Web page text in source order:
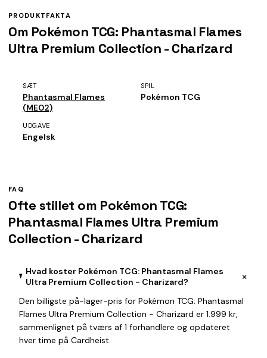
PRODUKTFAKTA
Om Pokémon TCG: Phantasmal Flames
Ultra Premium Collection - Charizard
SÆT
Phantasmal Flames
(ME02)
SPIL
Pokémon TCG
UDGAVE
Engelsk
FAQ
Ofte stillet om Pokémon TCG:
Phantasmal Flames Ultra Premium
Collection - Charizard
Hvad koster Pokémon TCG: Phantasmal Flames
Ultra Premium Collection - Charizard?
+
Den billigste på-lager-pris for Pokémon TCG: Phantasmal
Flames Ultra Premium Collection - Charizard er 1.999 kr,
sammenlignet på tværs af 1 forhandlere og opdateret
hver time på Cardheist.